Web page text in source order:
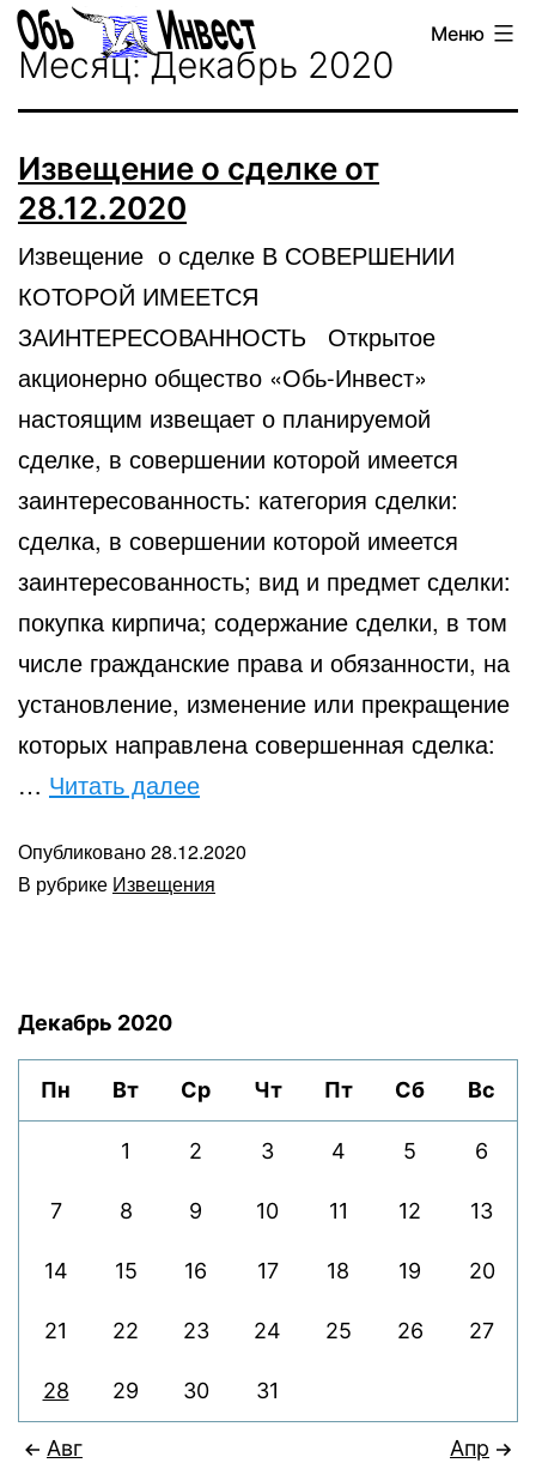
Перейти
содержимому
Обь-
Инвест
Меню
Месяц:Декабрь 2020
Извещение о сделке от
28.12.2020
Извещение о сделке В СОВЕРШЕНИИ
КОТОРОЙ ИМЕЕТСЯ
ЗАИНТЕРЕСОВАННОСТЬ Открытое
акционерно общество «Обь-Инвест»
настоящим извещает о планируемой
сделке, в совершении которой имеется
заинтересованность: категория сделки:
сделка, в совершении которой имеется
заинтересованность; вид и предмет сделки:
покупка кирпича; содержание сделки, в том
числе гражданские права и обязанности, на
установление, изменение или прекращение
которых направлена совершенная сделка:
… Читать далееИзвещение
сделке
от
Опубликовано28.12.2020
В рубрике Извещения
Декабрь 2020
Пн Вт Ср Чт Пт Сб Вс
1 2 3 4 5 6
7 8 9 10 11 12 13
14 15 16 17 18 19 20
21 22 23 24 25 26 27
28 29 30 31
Авг
Апр